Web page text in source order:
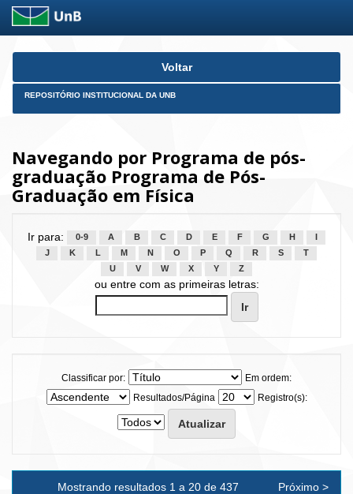
Skip
Voltar
REPOSITÓRIO INSTITUCIONAL DA UNB
Navegando por Programa de pós-
graduação Programa de Pós-
Graduação em Física
Ir para: 0-9 A B C D E F G H
J
K L M N O P Q R S
T
U
V W X Y Z
ou entre com as primeiras letras:
Classificar por:
Em ordem:
Resultados/Página
Registro(s):
Mostrando resultados 1 a 20 de 437 Próximo >